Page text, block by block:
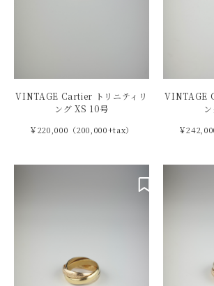
VINTAGE Cartier トリニティリ
ング XS 10号
￥220,000（200,000+tax）
VINTAGE
￥